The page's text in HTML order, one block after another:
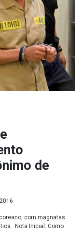
de
com magnatas
Nota Inicial: Como